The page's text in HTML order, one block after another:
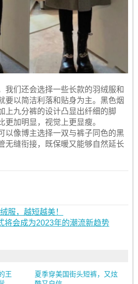
我们还会选择一些长款的羽绒服和
要以简洁利落和贴身为主。黑色烟
上九分裤的设计凸显出纤细的脚
更加明显，视觉上更显瘦。
以像博主选择一双与裤子同色的黑
无缝衔接，既保暖又能够自然延长
服，越短越美！
将会成为2023年的潮流新趋势
王
夏季穿美国街头短裤，又炫